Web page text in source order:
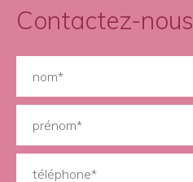
Contactez-nous